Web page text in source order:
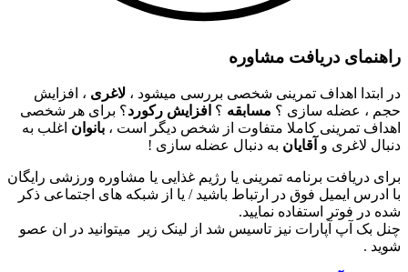
راهنمای دریافت مشاوره
در ابتدا اهداف تمرینی شخصی بررسی میشود ، لاغری ، افزایش
حجم ، عضله سازی ؟ مسابقه ؟ افزایش رکورد؟ برای هر شخصی
اهداف تمرینی کاملا متفاوت از شخص دیگر است ، بانوان اغلب به
دنبال لاغری و آقایان به دنبال عضله سازی !
برای دریافت برنامه تمرینی یا رژیم غذایی یا مشاوره ورزشی رایگان
با ادرس ایمیل فوق در ارتباط باشید / یا از شبکه های اجتماعی ذکر
شده در فوتر استفاده نمایید.
چنل بک آپ آپارات نیز تاسیس شد از لینک زیر میتوانید در ان عصو
شوید .